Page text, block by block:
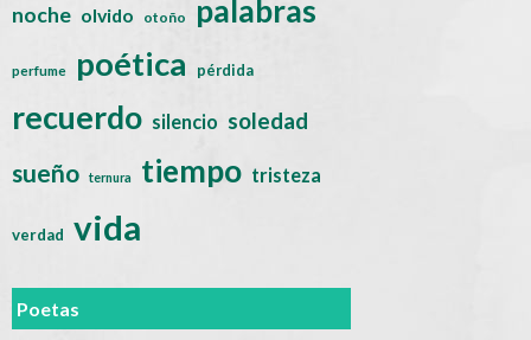
noche olvido otoño palabras
perfume poética pérdida
recuerdo silencio soledad
sueño ternura tiempo tristeza
verdad vida
Poetas